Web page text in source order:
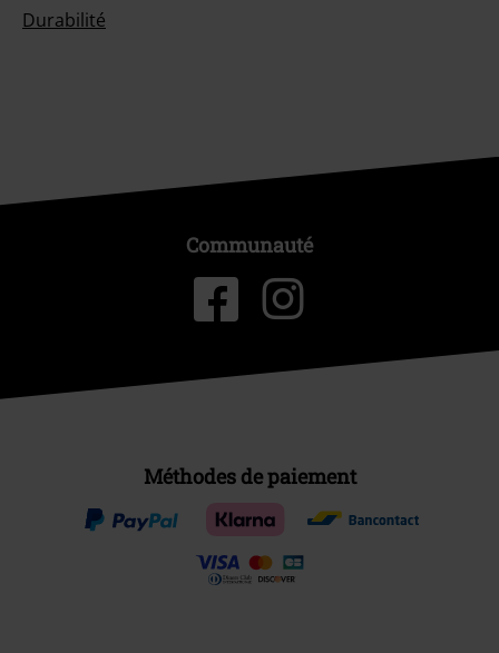
Durabilité
Communauté
Méthodes de paiement